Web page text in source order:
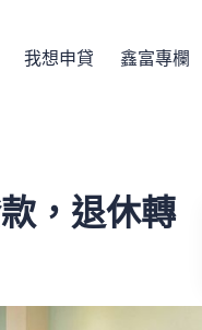
我想申貸 鑫富專欄
，退休轉